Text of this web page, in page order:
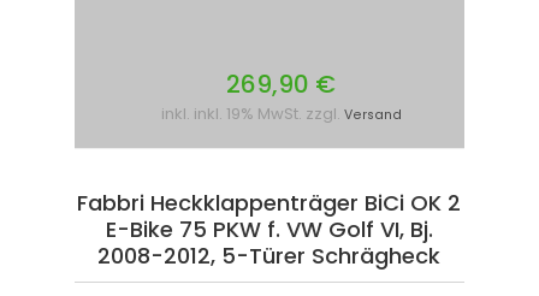
269,90 €
inkl. inkl. 19% MwSt. zzgl. Versand
Fabbri Heckklappenträger BiCi OK 2
E-Bike 75 PKW f. VW Golf VI, Bj.
2008-2012, 5-Türer Schrägheck